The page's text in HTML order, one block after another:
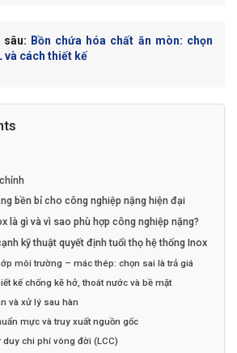
Bồn chứa hóa chất ăn mòn: chọn
và cách thiết kế
bền bỉ cho công nghiệp nặng hiện đại
là gì và vì sao phù hợp công nghiệp nặng?
kỹ thuật quyết định tuổi thọ hệ thống Inox
môi trường – mác thép: chọn sai là trả giá
kế chống kẽ hở, thoát nước và bề mặt
và xử lý sau hàn
mực và truy xuất nguồn gốc
duy chi phí vòng đời (LCC)